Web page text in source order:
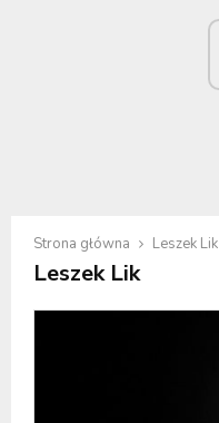
Strona główna Leszek Lik
Leszek Lik